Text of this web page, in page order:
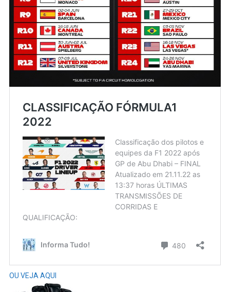
OU VEJA AQUI